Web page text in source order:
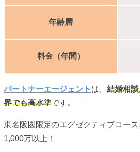
年齢層
料金（年間）
パートナーエージェント は、 結婚相
界でも高水準です。
東名阪圏限定のエグゼクティブコー
1,000万以上！